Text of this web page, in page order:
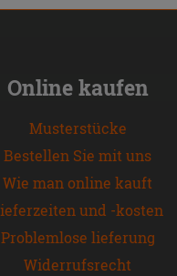
Online kaufen
Musterstücke
Bestellen Sie mit uns
Wie man online kauft
und -kosten
Problemlose lieferung
Widerrufsrecht